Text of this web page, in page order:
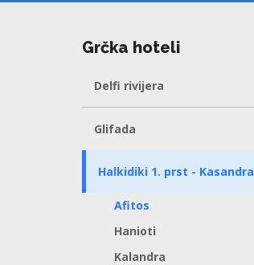
Grčka hoteli
Delfi rivijera
Glifada
Halkidiki 1. prst - Kasandra
Afitos
Hanioti
Kalandra